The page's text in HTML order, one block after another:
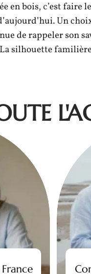
en bois, c’est
Un
de rappeler son
silhouette